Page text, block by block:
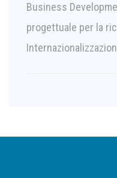
Business
progettuale per la